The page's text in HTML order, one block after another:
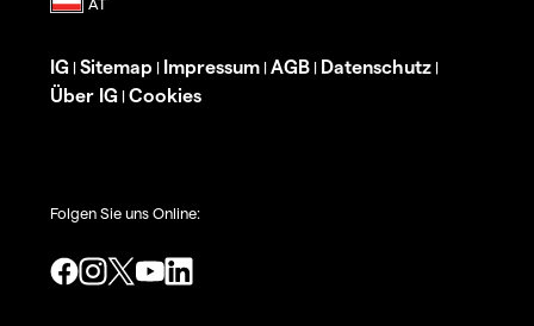
IG | Sitemap | Impressum | AGB | Datenschutz |
Über IG | Cookies
Folgen Sie uns Online: